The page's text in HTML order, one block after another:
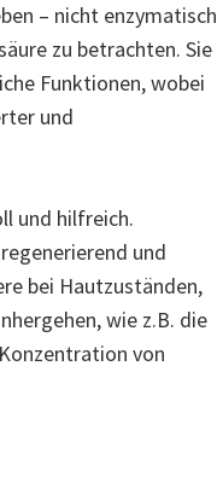
– nicht enzymatisch
zu betrachten. Sie
Funktionen, wobei
und
und hilfreich.
und
bei Hautzuständen,
wie z.B. die
von